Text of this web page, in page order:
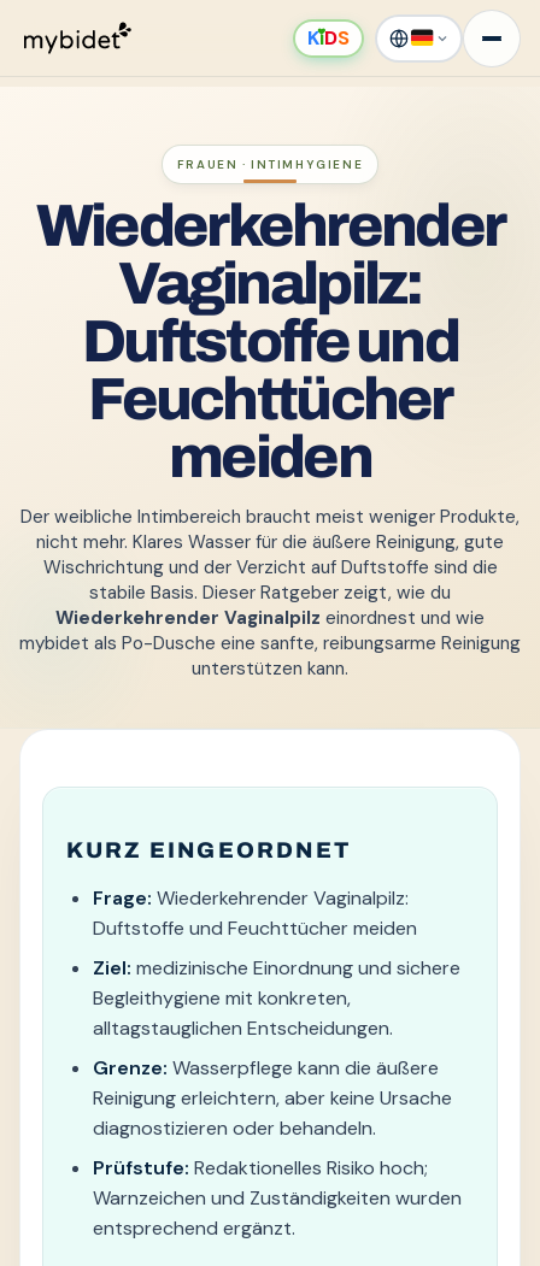
KıDS
FRAUEN · INTIMHYGIENE
Wiederkehrender
Vaginalpilz:
Duftstoffe und
Feuchttücher
meiden
Der weibliche Intimbereich braucht meist weniger Produkte,
nicht mehr. Klares Wasser für die äußere Reinigung, gute
Wischrichtung und der Verzicht auf Duftstoffe sind die
stabile Basis. Dieser Ratgeber zeigt, wie du
Wiederkehrender Vaginalpilz einordnest und wie
mybidet als Po-Dusche eine sanfte, reibungsarme Reinigung
unterstützen kann.
KURZ EINGEORDNET
Frage: Wiederkehrender Vaginalpilz:
Duftstoffe und Feuchttücher meiden
Ziel: medizinische Einordnung und sichere
Begleithygiene mit konkreten,
alltagstauglichen Entscheidungen.
Grenze: Wasserpflege kann die äußere
Reinigung erleichtern, aber keine Ursache
diagnostizieren oder behandeln.
Prüfstufe: Redaktionelles Risiko hoch;
Warnzeichen und Zuständigkeiten wurden
entsprechend ergänzt.